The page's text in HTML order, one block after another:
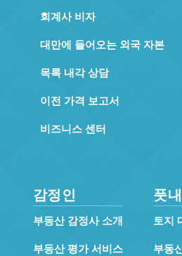
회계사 비자
대만에 들어오는 외국 자본
목록 내각 상담
이전 가격 보고서
비즈니스 센터
감정인
부동산 감정사 소개
부동산 평가 서비스
풋
토지
부동